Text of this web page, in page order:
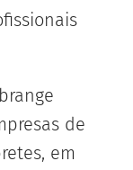
de
em